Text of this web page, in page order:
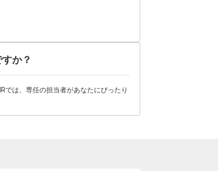
か？
では、専任の担当者があなたにぴったり